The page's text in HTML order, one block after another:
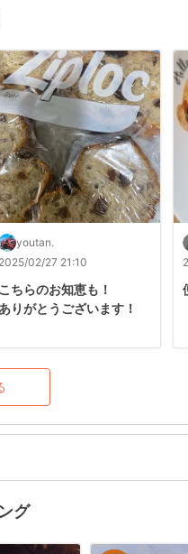
youtan.
2025/02/27 21:10
こちらのお知恵も！
ありがとうございます！
グ